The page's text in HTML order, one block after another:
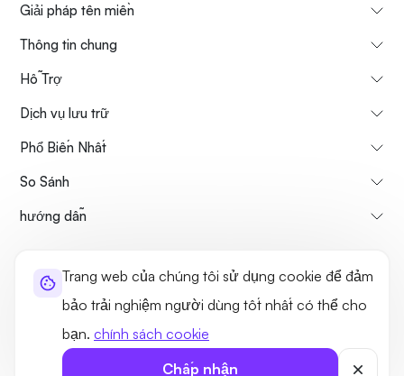
Trang web của chúng tôi sử dụng cookie để đảm
bảo trải nghiệm người dùng tốt nhất có thể cho
bạn. chính sách cookie
Chấp nhận
Giải pháp tên miền
Thông tin chung
Hỗ Trợ
Dịch vụ lưu trữ
Phổ Biến Nhất
So Sánh
hướng dẫn
Thông tin về chúng tôiChính sách hủy & hoàn tiền
Điều khoản sử dụng
Sơ đồ trang web
©2026 UltaHost - Đã đăng ký Bản quyền